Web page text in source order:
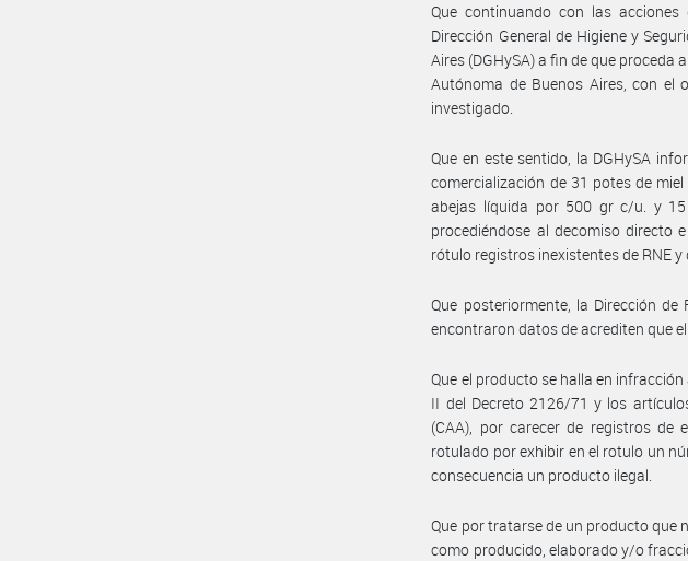
Que continuando con las
Dirección General de Higiene y
Aires (DGHySA) a fin de que proceda
Autónoma de Buenos Aires, con el
investigado.
Que en este sentido, la DGHySA
comercialización de 31 potes de
abejas líquida por 500 gr c/u. y
procediéndose al decomiso directo
rótulo registros inexistentes de RNE y
Que posteriormente, la Dirección
encontraron datos de acrediten que
Que el producto se halla en
II del Decreto 2126/71 y los
(CAA), por carecer de registros de
rotulado por exhibir en el rotulo un
consecuencia un producto ilegal.
Que por tratarse de un producto que
como producido, elaborado y/o